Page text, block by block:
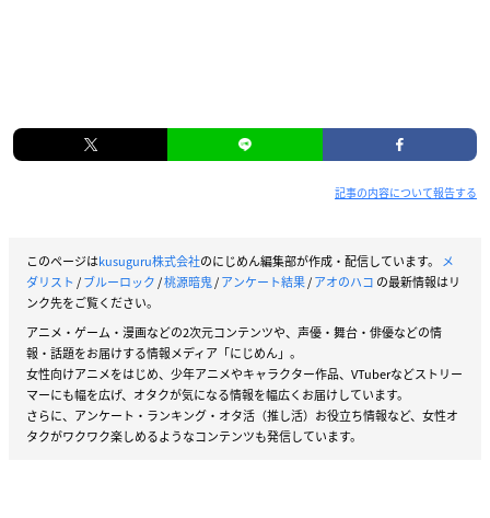
記事の内容について報告する
このページはkusuguru株式会社のにじめん編集部が作成・配信しています。 メ
ダリスト /ブルーロック/桃源暗鬼/アンケート結果/アオのハコ の最新情報はリ
ンク先をご覧ください。
アニメ・ゲーム・漫画などの2次元コンテンツや、声優・舞台・俳優などの情
報・話題をお届けする情報メディア「にじめん」。
女性向けアニメをはじめ、少年アニメやキャラクター作品、VTuberなどストリー
マーにも幅を広げ、オタクが気になる情報を幅広くお届けしています。
さらに、アンケート・ランキング・オタ活（推し活）お役立ち情報など、女性オ
タクがワクワク楽しめるようなコンテンツも発信しています。